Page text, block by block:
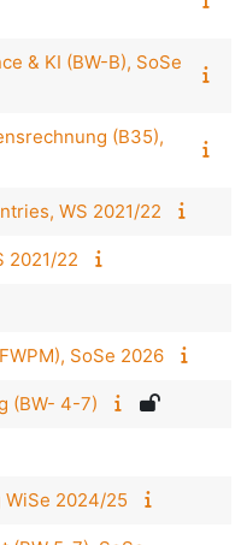
& KI (BW-B), SoSe
(B35),
WS 2021/22
2021/22
SoSe 2026
(BW- 4-7)
WiSe 2024/25